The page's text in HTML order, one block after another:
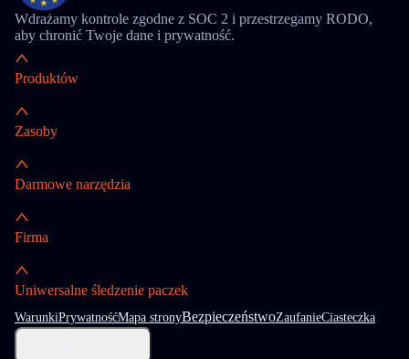
Wdrażamy kontrole zgodne z SOC 2 i przestrzegamy RODO,
aby chronić Twoje dane i prywatność.
Produktów
Zasoby
Darmowe narzędzia
Firma
Uniwersalne śledzenie paczek
WarunkiPrywatnośćMapa stronyBezpieczeństwoZaufanieCiasteczka